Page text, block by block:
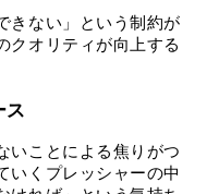
きない」という制約が
クオリティが向上する
ス
いことによる焦りがつ
いくプレッシャーの中